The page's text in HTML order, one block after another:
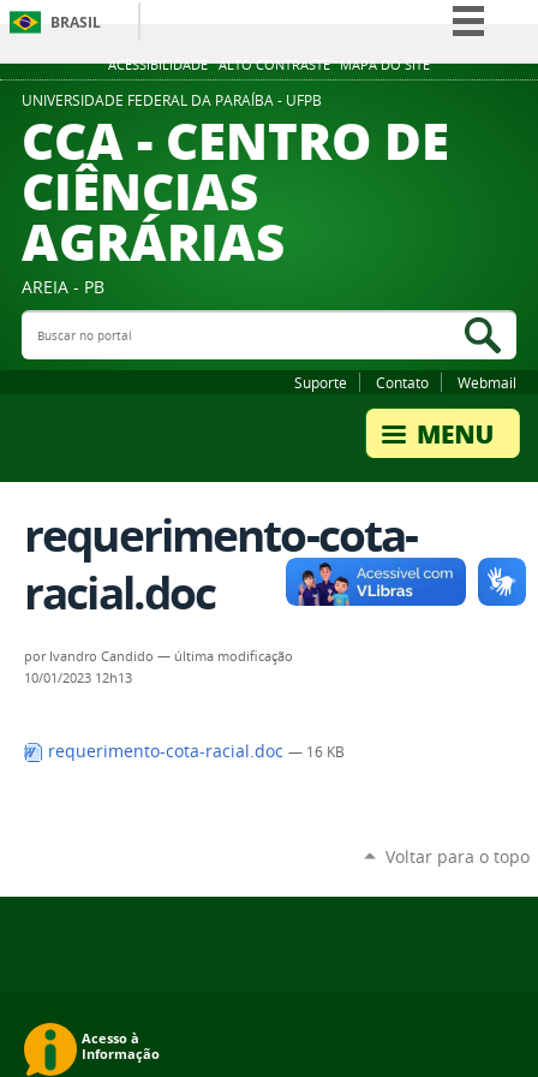
ACESSIBILIDADE ALTO CONTRASTE MAPA DO SITE
BRASIL
Simplifique!
Participe
UNIVERSIDADE FEDERAL DA PARAÍBA - UFPB
CCA - CENTRO DE
CIÊNCIAS
AGRÁRIAS
AREIA - PB
Buscar no portal
Suporte Contato Webmail
requerimento-cota-
racial.doc
por Ivandro Candido — última modificação
10/01/2023 12h13
requerimento-cota-racial.doc — 16 KB
Voltar para o topo